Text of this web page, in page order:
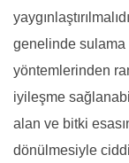
genelinde sulama
yöntemlerinden
iyileşme
alan ve bitki
dönülmesiyle